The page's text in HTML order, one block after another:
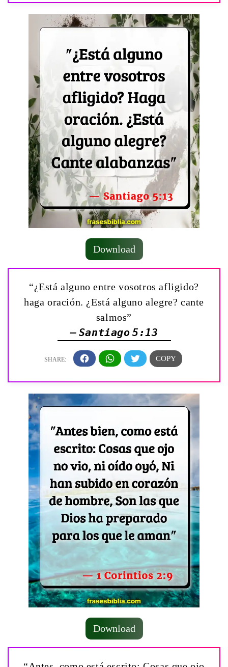
Download
“¿Está alguno entre vosotros afligido?
haga oración. ¿Está alguno alegre? cante
salmos”
— Santiago 5:13
Download